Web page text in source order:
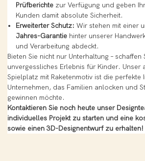
Prüfberichtezur Verfügung und geben
Kunden damit absolute Sicherheit.
Erweiterter Schutz: Wir stehen mit einer
Jahres-Garantiehinter unserer
und Verarbeitung abdeckt.
Bieten Sie nicht nur Unterhaltung – schaffen
unvergessliches Erlebnis für Kinder. Unser
Spielplatz mit Raketenmotiv ist die perfekte
Unternehmen, das Familien anlocken und
gewinnen möchte.
Kontaktieren Sie noch heute unser
individuelles Projekt zu starten und eine
sowie einen 3D-Designentwurf zu erhalten!